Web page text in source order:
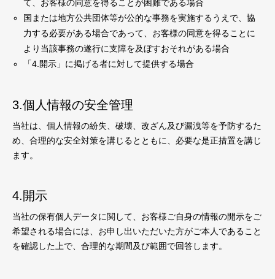
て、お客様の同意を得ることが困難である場合
国または地方公共団体等が公的な事務を実施するうえで、協
力する必要がある場合であって、お客様の同意を得ることに
より当該事務の遂行に支障を及ぼすおそれがある場合
「4.開示」に掲げる者に対して提供する場合
3.個人情報の安全管理
当社は、個人情報の紛失、破壊、改ざん及び漏洩等を予防するた
め、合理的な安全対策を講じるとともに、必要な是正措置を講じ
ます。
4.開示
当社の保有個人データに関して、お客様ご自身の情報の開示をご
希望される場合には、お申し出いただいた方がご本人であること
を確認した上で、合理的な期間及び範囲で回答します。